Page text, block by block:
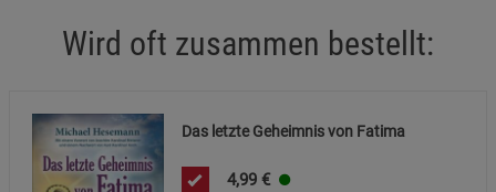
Wird oft zusammen bestellt:
Das letzte Geheimnis von Fatima
4,99 €